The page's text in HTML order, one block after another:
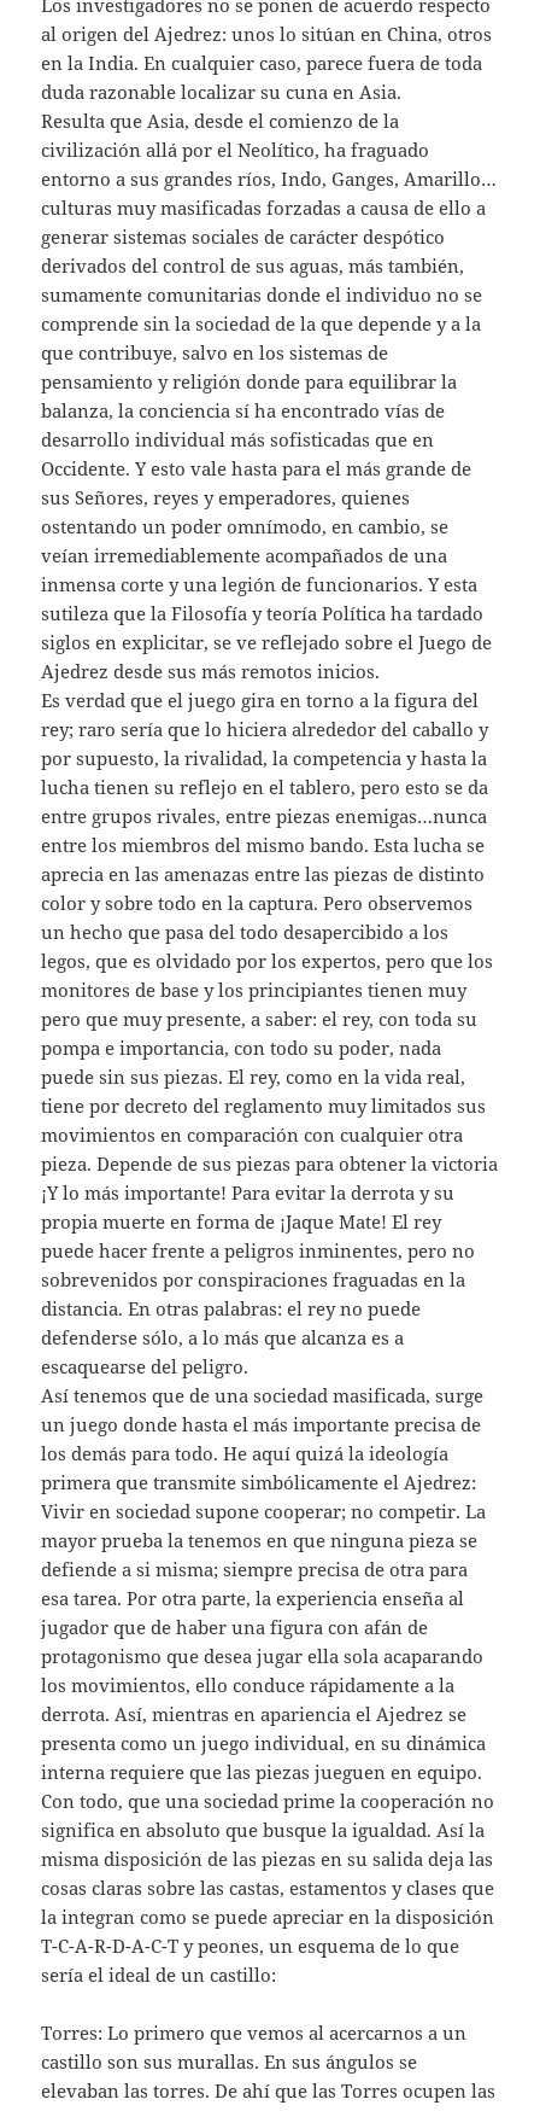
Los investigadores no se ponen de acuerdo respecto
al origen del Ajedrez: unos lo sitúan en China, otros
en la India. En cualquier caso, parece fuera de toda
duda razonable localizar su cuna en Asia.
Resulta que Asia, desde el comienzo de la
civilización allá por el Neolítico, ha fraguado
entorno a sus grandes ríos, Indo, Ganges, Amarillo…
culturas muy masificadas forzadas a causa de ello a
generar sistemas sociales de carácter despótico
derivados del control de sus aguas, más también,
sumamente comunitarias donde el individuo no se
comprende sin la sociedad de la que depende y a la
que contribuye, salvo en los sistemas de
pensamiento y religión donde para equilibrar la
balanza, la conciencia sí ha encontrado vías de
desarrollo individual más sofisticadas que en
Occidente. Y esto vale hasta para el más grande de
sus Señores, reyes y emperadores, quienes
ostentando un poder omnímodo, en cambio, se
veían irremediablemente acompañados de una
inmensa corte y una legión de funcionarios. Y esta
sutileza que la Filosofía y teoría Política ha tardado
siglos en explicitar, se ve reflejado sobre el Juego de
Ajedrez desde sus más remotos inicios.
Es verdad que el juego gira en torno a la figura del
rey; raro sería que lo hiciera alrededor del caballo y
por supuesto, la rivalidad, la competencia y hasta la
lucha tienen su reflejo en el tablero, pero esto se da
entre grupos rivales, entre piezas enemigas…nunca
entre los miembros del mismo bando. Esta lucha se
aprecia en las amenazas entre las piezas de distinto
color y sobre todo en la captura. Pero observemos
un hecho que pasa del todo desapercibido a los
legos, que es olvidado por los expertos, pero que los
monitores de base y los principiantes tienen muy
pero que muy presente, a saber: el rey, con toda su
pompa e importancia, con todo su poder, nada
puede sin sus piezas. El rey, como en la vida real,
tiene por decreto del reglamento muy limitados sus
movimientos en comparación con cualquier otra
pieza. Depende de sus piezas para obtener la victoria
¡Y lo más importante! Para evitar la derrota y su
propia muerte en forma de ¡Jaque Mate! El rey
puede hacer frente a peligros inminentes, pero no
sobrevenidos por conspiraciones fraguadas en la
distancia. En otras palabras: el rey no puede
defenderse sólo, a lo más que alcanza es a
escaquearse del peligro.
Así tenemos que de una sociedad masificada, surge
un juego donde hasta el más importante precisa de
los demás para todo. He aquí quizá la ideología
primera que transmite simbólicamente el Ajedrez:
Vivir en sociedad supone cooperar; no competir. La
mayor prueba la tenemos en que ninguna pieza se
defiende a si misma; siempre precisa de otra para
esa tarea. Por otra parte, la experiencia enseña al
jugador que de haber una figura con afán de
protagonismo que desea jugar ella sola acaparando
los movimientos, ello conduce rápidamente a la
derrota. Así, mientras en apariencia el Ajedrez se
presenta como un juego individual, en su dinámica
interna requiere que las piezas jueguen en equipo.
Con todo, que una sociedad prime la cooperación no
significa en absoluto que busque la igualdad. Así la
misma disposición de las piezas en su salida deja las
cosas claras sobre las castas, estamentos y clases que
la integran como se puede apreciar en la disposición
T-C-A-R-D-A-C-T y peones, un esquema de lo que
sería el ideal de un castillo:
Torres: Lo primero que vemos al acercarnos a un
castillo son sus murallas. En sus ángulos se
elevaban las torres. De ahí que las Torres ocupen las